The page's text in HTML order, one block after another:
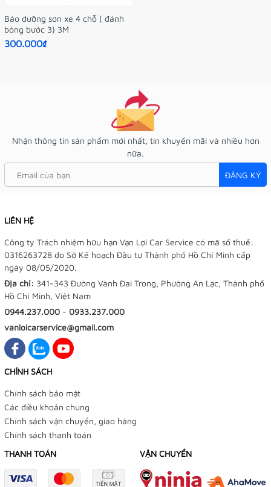
Bảo dưỡng sơn xe 4 chỗ ( đánh
bóng bước 3) 3M
300.000₫
Nhận thông tin sản phẩm mới nhất, tin khuyến mãi và nhiều hơn
nữa.
ĐĂNG KÝ
LIÊN HỆ
Công ty Trách nhiệm hữu hạn Vạn Lợi Car Service có mã số thuế:
0316263728 do Sở Kế hoạch Đầu tư Thành phố Hồ Chí Minh cấp
ngày 08/05/2020.
Địa chỉ: 341-343 Đường Vành Đai Trong, Phường An Lạc, Thành phố
Hồ Chí Minh, Việt Nam
0944.237.000 - 0933.237.000
vanloicarservice@gmail.com
CHÍNH SÁCH
Chính sách bảo mật
Các điều khoản chung
Chính sách vận chuyển, giao hàng
Chính sách thanh toán
THANH TOÁN
VẬN CHUYỂN